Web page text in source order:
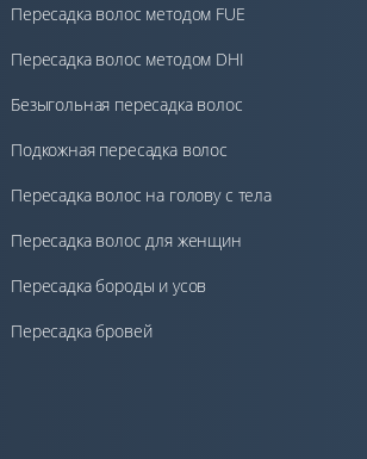
Пересадка волос методом FUE
Пересадка волос методом DHI
Безыгольная пересадка волос
Подкожная пересадка волос
Пересадка волос на голову с тела
Пересадка волос для женщин
Пересадка бороды и усов
Пересадка бровей